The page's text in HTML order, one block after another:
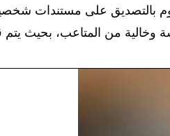
بالتصديق على مستندات شخصية